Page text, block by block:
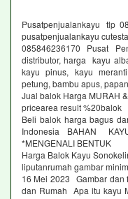
Pusatpenjualankayu tlp
pusatpenjualankayu
085846236170 Pusat
distributor, harga kayu
kayu pinus, kayu
petung, bambu apus,
Jual balok Harga MURAH
pricearea result %20balok
Beli balok harga bagus
Indonesia BAHAN
*MENGENALI BENTUK
Harga Balok Kayu
liputanrumah gambar
16 Mei 2023 Gambar dan
dan Rumah Apa itu kayu